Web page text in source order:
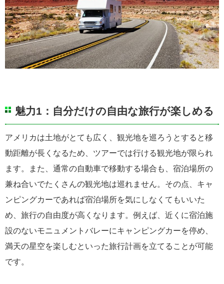
魅力1：自分だけの自由な旅行が楽しめる
アメリカは土地がとても広く、観光地を巡ろうとすると移
動距離が長くなるため、ツアーでは行ける観光地が限られ
ます。また、通常の自動車で移動する場合も、宿泊場所の
兼ね合いでたくさんの観光地は巡れません。その点、キャ
ンピングカーであれば宿泊場所を気にしなくてもいいた
め、旅行の自由度が高くなります。例えば、近くに宿泊施
設のないモニュメントバレーにキャンピングカーを停め、
満天の星空を楽しむといった旅行計画を立てることが可能
です。